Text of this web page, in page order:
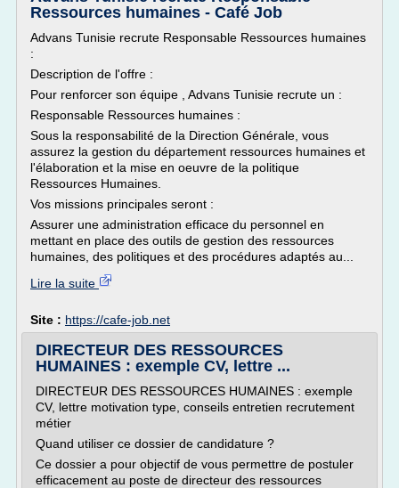
Ressources humaines - Café Job
Advans Tunisie recrute Responsable Ressources humaines
:
Description de l'offre :
Pour renforcer son équipe , Advans Tunisie recrute un :
Responsable Ressources humaines :
Sous la responsabilité de la Direction Générale, vous
assurez la gestion du département ressources humaines et
l'élaboration et la mise en oeuvre de la politique
Ressources Humaines.
Vos missions principales seront :
Assurer une administration efficace du personnel en
mettant en place des outils de gestion des ressources
humaines, des politiques et des procédures adaptés au...
Lire la suite
Site : https://cafe-job.net
DIRECTEUR DES RESSOURCES
HUMAINES : exemple CV, lettre ...
DIRECTEUR DES RESSOURCES HUMAINES : exemple
CV, lettre motivation type, conseils entretien recrutement
métier
Quand utiliser ce dossier de candidature ?
Ce dossier a pour objectif de vous permettre de postuler
efficacement au poste de directeur des ressources